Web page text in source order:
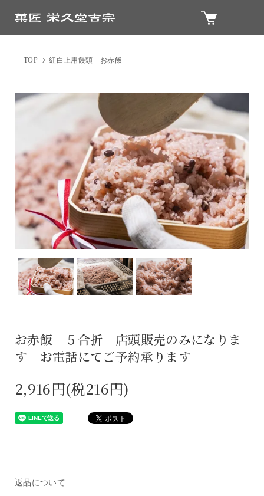
TOP 紅白上用饅頭 お赤飯
お赤飯 ５合折 店頭販売のみになりま
す お電話にてご予約承ります
2,916円(税216円)
返品について